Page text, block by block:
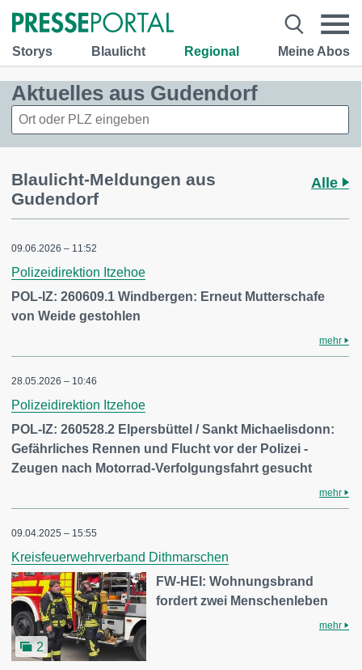
Storys Blaulicht Regional Meine Abos
Aktuelles aus Gudendorf
Blaulicht-Meldungen aus
Gudendorf
Alle
09.06.2026 – 11:52
Polizeidirektion Itzehoe
POL-IZ: 260609.1 Windbergen: Erneut Mutterschafe
von Weide gestohlen
mehr
28.05.2026 – 10:46
Polizeidirektion Itzehoe
POL-IZ: 260528.2 Elpersbüttel / Sankt Michaelisdonn:
Gefährliches Rennen und Flucht vor der Polizei -
Zeugen nach Motorrad-Verfolgungsfahrt gesucht
mehr
09.04.2025 – 15:55
Kreisfeuerwehrverband Dithmarschen
2
FW-HEI: Wohnungsbrand
fordert zwei Menschenleben
mehr